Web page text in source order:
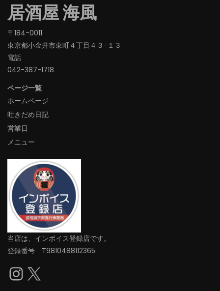
居酒屋 海風
〒184-0011
東京都小金井市東町４丁目４３−１３
電話
042-387-1718‬
ページ一覧
ホームページ
吐きだめ日記
営業日
メニュー
当店は、インボイス登録店です。
登録番号 T9810488112365
Instagram
X